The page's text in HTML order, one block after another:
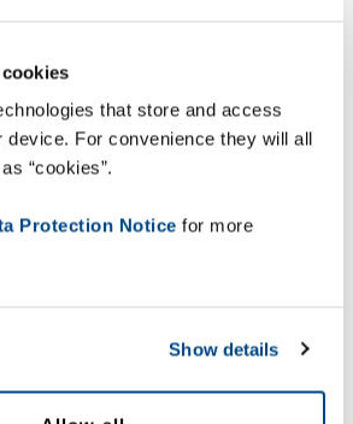
that store and access
device. For convenience they will all
“cookies”.
Protection Notice for more
Show details
Uhr
& Kaffee
die Supply Chain smart
optimieren und
Roboter und ihre
Demos & Geräte zum